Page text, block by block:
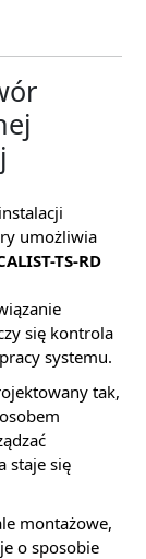
umożliwia
TS-RD
się kontrola
systemu.
tak,
staje się
montażowe,
o sposobie